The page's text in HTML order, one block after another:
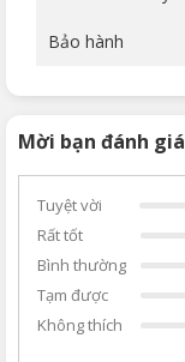
Bảo hành
Mời bạn đánh
Tuyệt vời
Rất tốt
Bình thường
Tạm được
Không thích